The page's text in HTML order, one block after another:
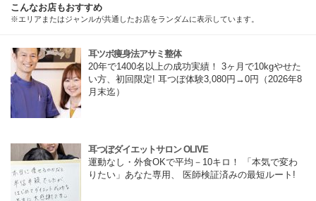
こんなお店もおすすめ
※エリアまたはジャンルが共通したお店をランダムに表示しています。
耳ツボ痩身法アサミ整体
20年で1400名以上の成功実績！ 3ヶ月で10kgやせた
い方、初回限定! 耳つぼ体験3,080円→0円（2026年8
月末迄）
耳つぼダイエットサロン OLIVE
運動なし・外食OKで平均－10キロ！ 「本気で変わ
りたい」あなた専用、 医師検証済みの最短ルート!